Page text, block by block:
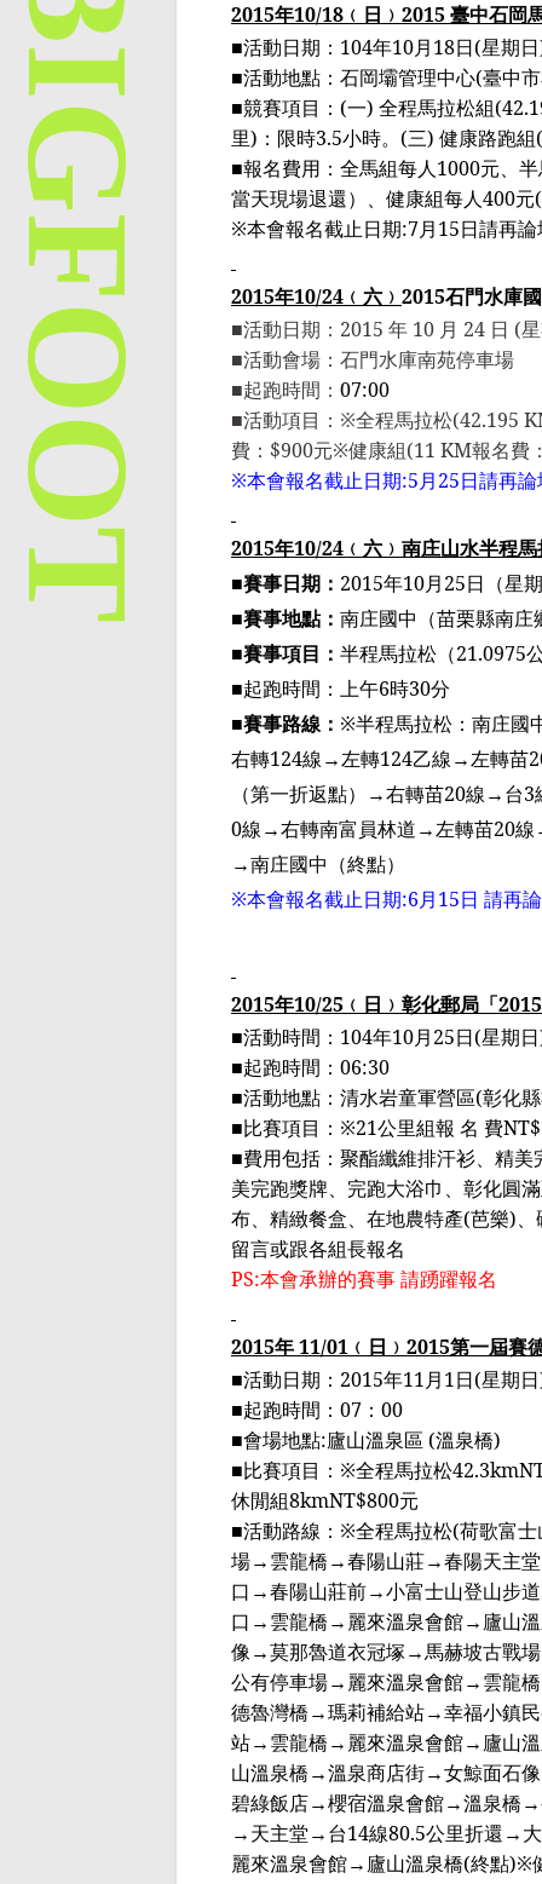
2015年10/18 ﹙ 日 ﹚ 2015 臺中石岡
■活動日期： 104年10月18日(星期日
■活動地點：石岡壩管理中心(臺中
■競賽項目： (一) 全程馬拉松組
里) ：限時3.5小時。 (三) 健康路跑組
■報名費用：全馬組每人1000元、
當天現場退還）、健康組每人400元(
※本會報名截止日期:7月15日請再
2015年10/24 ﹙ 六 ﹚ 2015石門水庫
■活動日期： 2015 年 10 月 24 日 (
■活動會場：石門水庫南苑停車場
■起跑時間： 07:00
■活動項目： ※全程馬拉松(42.195
費： $900元※健康組(11 KM報名費
※本會報名截止日期:5月25日請再
2015年10/24 ﹙ 六 ﹚ 南庄山水半程
■賽事日期： 2015年10月25日（星
■賽事地點： 南庄國中（苗栗縣南庄
■賽事項目： 半程馬拉松（21.0975
■起跑時間：上午6時30分
■賽事路線： ※半程馬拉松：南庄國
右轉124線→左轉124乙線→左轉苗
（第一折返點） →右轉苗20線→台3
0線→右轉南富員林道→左轉苗20線
→南庄國中（終點）
※本會報名截止日期:6月15日 請再
2015年10/25 ﹙ 日 ﹚ 彰化郵局「2015
■活動時間： 104年10月25日(星期日
■起跑時間： 06:30
■活動地點： 清水岩童軍營區(彰化
■比賽項目： ※21公里組報 名 費
■費用包括：聚酯纖維排汗衫、 精美
美完跑獎牌、 完跑大浴巾、彰化圓
布、精緻餐盒、在地農特產(芭樂)
留言或跟各組長報名
PS:本會承辦的賽事 請踴躍報名
2015年11/01 ﹙ 日 ﹚ 2015第一屆賽
■活動日期： 2015年11月1日(星期日
■起跑時間： 07 ： 00
■會場地點:廬山溫泉區 (溫泉橋)
■比賽項目： ※全程馬拉松
休閒組8kmNT$800元
■活動路線： ※全程馬拉松(荷歌富士
場→雲龍橋→春陽山莊→春陽天主堂
口 →春陽山莊前→小富士山登山步道
口 →雲龍橋→麗來溫泉會館→廬山
像→莫那魯道衣冠塚→馬赫坡古戰場
公有停車場→麗來溫泉會館→雲龍橋
德魯灣橋→瑪莉補給站→幸福小鎮
站→雲龍橋→麗來溫泉會館→廬山
山溫泉橋→溫泉商店街→女鯨面石像
碧綠飯店→櫻宿溫泉會館→溫泉橋→
→天主堂→台14線80.5公里折還→
麗來溫泉會館→廬山溫泉橋(終點)※